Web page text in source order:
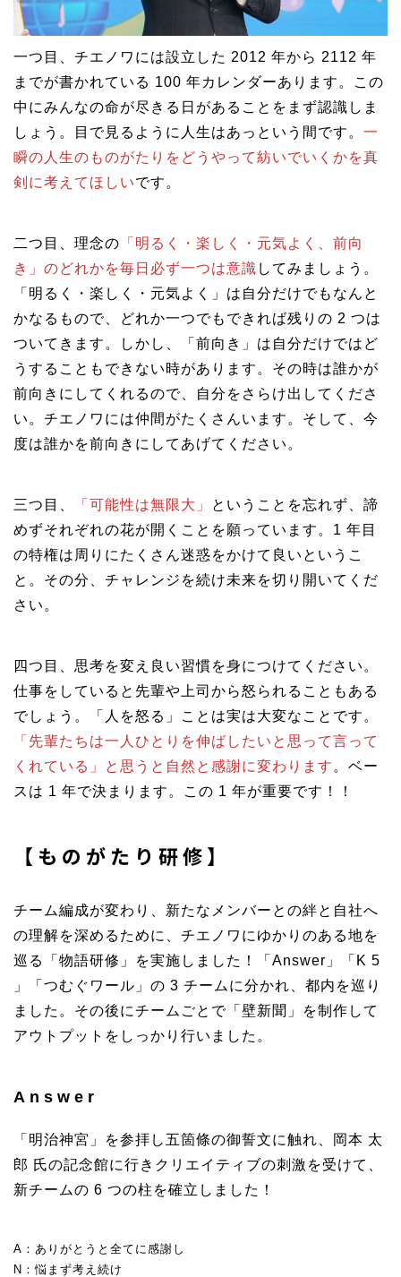
一つ目、チエノワには設立した 2012 年から 2112 年
までが書かれている 100 年カレンダーあります。この
中にみんなの命が尽きる日があることをまず認識しま
しょう。目で見るように人生はあっという間です。 一
瞬の人生のものがたりをどうやって紡いでいくかを真
剣に考えてほしいです。
二つ目、理念の 「明るく・楽しく・元気よく、前向
き」のどれかを毎日必ず一つは意識 してみましょう。
「明るく・楽しく・元気よく」は自分だけでもなんと
かなるもので、どれか一つでもできれば残りの 2 つは
ついてきます。しかし、「前向き」は自分だけではど
うすることもできない時があります。その時は誰かが
前向きにしてくれるので、自分をさらけ出してくださ
い。チエノワには仲間がたくさんいます。そして、今
度は誰かを前向きにしてあげてください。
三つ目、 「可能性は無限大」
ということを忘れず、諦
めずそれぞれの花が開くことを願っています。1 年目
の特権は周りにたくさん迷惑をかけて良いというこ
と。その分、チャレンジを続け未来を切り開いてくだ
さい。
四つ目、思考を変え良い習慣を身につけてください。
仕事をしていると先輩や上司から怒られることもある
でしょう。「人を怒る」ことは実は大変なことです。
「先輩たちは一人ひとりを伸ばしたいと思って言って
くれている」と思うと自然と感謝に変わります 。ベー
スは 1 年で決まります。この 1 年が重要です！！
【ものがたり研修】
チーム編成が変わり、新たなメンバーとの絆と自社へ
の理解を深めるために、チエノワにゆかりのある地を
巡る「物語研修」を実施しました！「Answer」「K 5
」「つむぐワール」の 3 チームに分かれ、都内を巡り
ました。その後にチームごとで「壁新聞」を制作して
アウトプットをしっかり行いました。
Answer
「明治神宮」を参拝し五箇條の御誓文に触れ、岡本 太
郎 氏の記念館に行きクリエイティブの刺激を受けて、
新チームの 6 つの柱を確立しました！
A：ありがとうと全てに感謝し
N：悩まず考え続け